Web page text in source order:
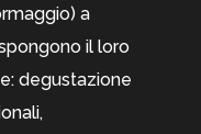
a
il loro
degustazione